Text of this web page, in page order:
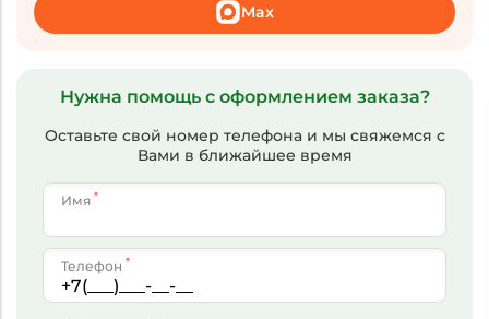
Max
Нужна помощь с оформлением заказа?
Оставьте свой номер телефона и мы свяжемся с
Вами в ближайшее время
Имя *
Телефон *